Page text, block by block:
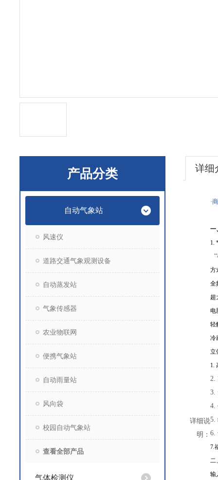
产品分类
自动气象站
风速仪
道路交通气象观测设备
自动蒸发站
气象传感器
农业物联网
便携气象站
自动雨量站
风向袋
校园自动气象站
查看全部产品
气体检测仪
详细
详细说
明：
·
一
1.
“
方
全
超
电
轻
冷
立
1.
2.
3.
4.
5.
6.
7.
二